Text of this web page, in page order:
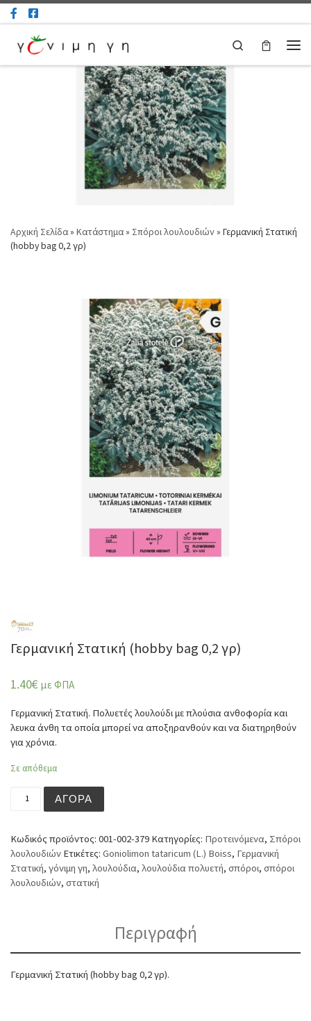
Μετάβαση στο περιεχόμενο
Search
Αρχική Σελίδα» Κατάστημα» Σπόροι λουλουδιών» Γερμανική Στατική
(hobby bag 0,2 γρ)
Γερμανική Στατική (hobby bag 0,2 γρ)
1.40€ με ΦΠΑ
Γερμανική Στατική. Πολυετές λουλούδι με πλούσια ανθοφορία και
λευκα άνθη τα οποία μπορεί να αποξηρανθούν και να διατηρηθούν
για χρόνια.
Σε απόθεμα
ΑΓΟΡΆ
Κωδικός προϊόντος: 001-002-379 Κατηγορίες: Προτεινόμενα, Σπόροι
λουλουδιών Ετικέτες: Goniolimon tataricum (L.) Boiss, Γερμανική
Στατική, γόνιμη γη, λουλούδια, λουλούδια πολυετή, σπόροι, σπόροι
λουλουδιών, στατική
Περιγραφή
Γερμανική Στατική (hobby bag 0,2 γρ).